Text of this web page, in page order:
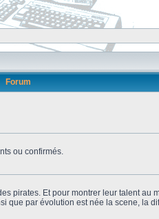
Forum
ou confirmés.
pirates. Et pour montrer leur talent au
que par évolution est née la scene, la